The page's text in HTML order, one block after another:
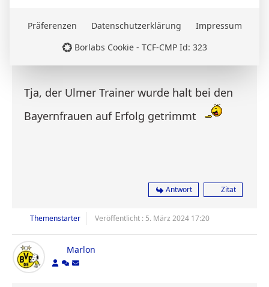
EHH75
Tja, der Ulmer Trainer wurde halt bei den
Bayernfrauen auf Erfolg getrimmt
Antwort Zitat
Themenstarter Veröffentlicht : 5. März 2024 17:20
Marlon
Präferenzen Datenschutzerklärung
Impressum
Borlabs Cookie - TCF-CMP Id: 323